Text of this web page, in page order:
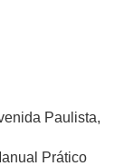
Paulista,
Prático